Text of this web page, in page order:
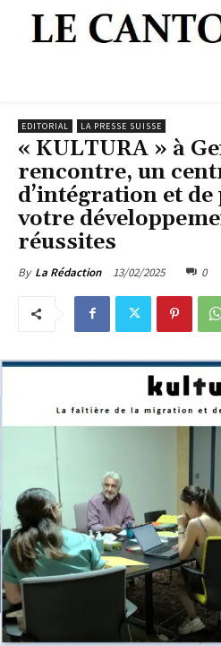
EDITORIAL LA PRESSE SUISSE
« KULTURA » à
rencontre, un
d’intégration et
votre
réussites
By La Rédaction 13/02/2025 0